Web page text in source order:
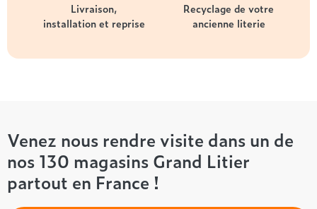
Livraison,
installation et reprise
Recyclage de votre
ancienne literie
Venez nous rendre visite dans un de
nos 130 magasins Grand Litier
partout en France !